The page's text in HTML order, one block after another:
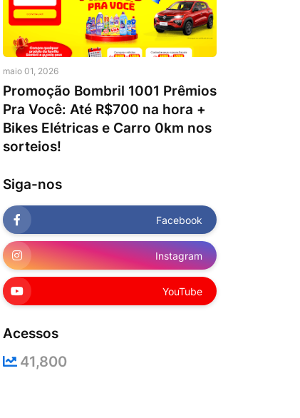
maio 01, 2026
Promoção Bombril 1001 Prêmios
Pra Você: Até R$700 na hora +
Bikes Elétricas e Carro 0km nos
sorteios!
Siga-nos
Facebook
Instagram
YouTube
Acessos
41,800